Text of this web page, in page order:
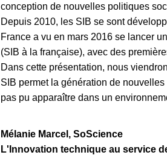
conception de nouvelles politiques
Depuis 2010, les SIB se sont
France a vu en mars 2016 se lancer
(SIB à la française), avec des
Dans cette présentation, nous
SIB permet la génération de
pas pu apparaître dans un
Mélanie Marcel, SoScience
L'Innovation technique au service